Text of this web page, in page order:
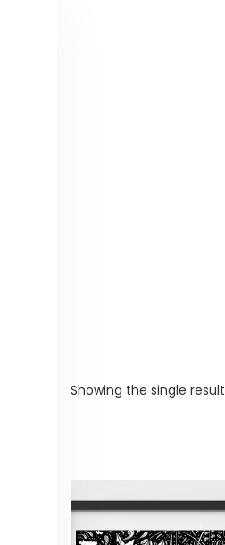
Showing the single result